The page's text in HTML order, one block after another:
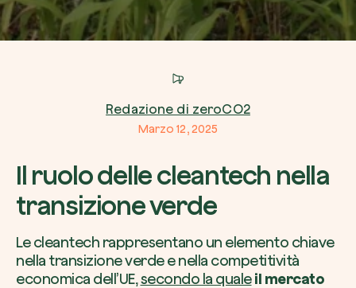
Redazione di zeroCO2
Marzo 12, 2025
Il ruolo delle cleantech nella
transizione verde
Le cleantech rappresentano un elemento chiave
nella transizione verde e nella competitività
economica dell’UE,secondo la quale il mercato
Pianta un albero
specie.
Piantalo ora
Come ci hai conosciuto
Voglio ricevere comunicazioni e
da zeroCO2
Accetto l’informativa sulla Privacydi
Non compilare questo campo
Invia richiesta